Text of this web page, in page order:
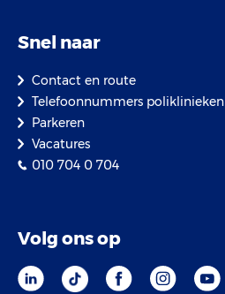
Snel naar
Contact en route
Telefoonnummers poliklinieken
Parkeren
Vacatures
010 704 0 704
Volg ons op